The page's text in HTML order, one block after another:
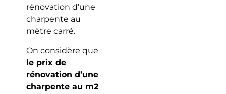
rénovation d’une
charpente au
mètre carré.
On considère que
le prix de
rénovation d’une
charpente au m2